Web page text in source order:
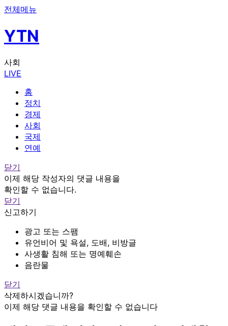
전체메뉴
YTN
사회
LIVE
홈
정치
경제
사회
국제
연예
닫기
이제 해당 작성자의 댓글 내용을
확인할 수 없습니다.
닫기
신고하기
광고 또는 스팸
유언비어 및 욕설, 도배, 비방글
사생활 침해 또는 명예훼손
음란물
닫기
삭제하시겠습니까?
이제 해당 댓글 내용을 확인할 수 없습니다